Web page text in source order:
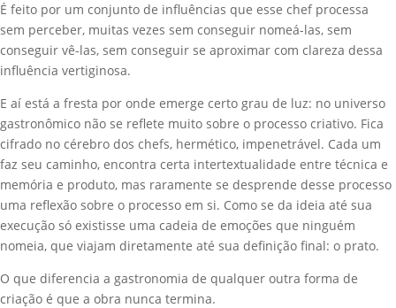
É feito por um conjunto de influências que esse chef processa
sem perceber, muitas vezes sem conseguir nomeá-las, sem
conseguir vê-las, sem conseguir se aproximar com clareza dessa
influência vertiginosa.
E aí está a fresta por onde emerge certo grau de luz: no universo
gastronômico não se reflete muito sobre o processo criativo. Fica
cifrado no cérebro dos chefs, hermético, impenetrável. Cada um
faz seu caminho, encontra certa intertextualidade entre técnica e
memória e produto, mas raramente se desprende desse processo
uma reflexão sobre o processo em si. Como se da ideia até sua
execução só existisse uma cadeia de emoções que ninguém
nomeia, que viajam diretamente até sua definição final: o prato.
O que diferencia a gastronomia de qualquer outra forma de
criação é que a obra nunca termina.